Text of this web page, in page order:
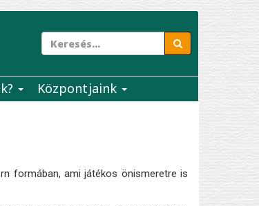
Központjaink
formában, ami játékos önismeretre is